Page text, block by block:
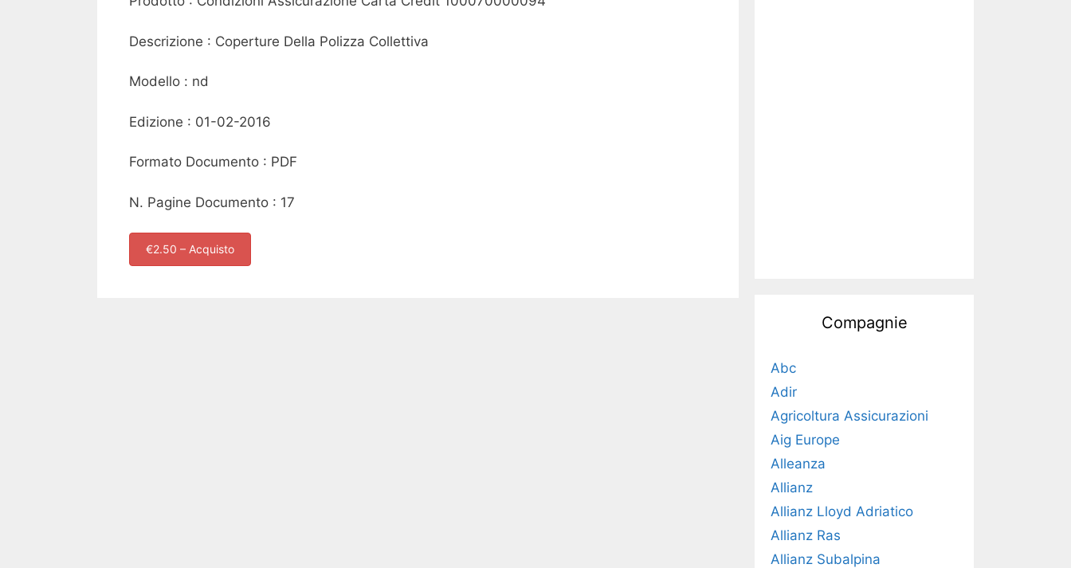
Descrizione : Coperture Della Polizza Collettiva
Modello : nd
Edizione : 01-02-2016
Formato Documento : PDF
N. Pagine Documento : 17
€2.50 – Acquisto
Compagnie
Abc
Adir
Agricoltura Assicurazioni
Aig Europe
Alleanza
Allianz
Allianz Lloyd Adriatico
Allianz Ras
Allianz Subalpina